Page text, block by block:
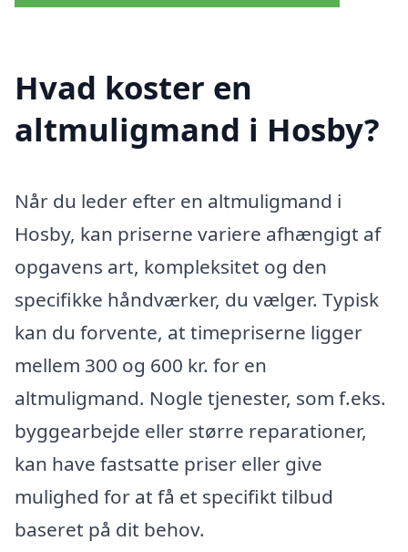
Hvad koster en
altmuligmand i Hosby?
Når du leder efter en altmuligmand i
Hosby, kan priserne variere afhængigt af
opgavens art, kompleksitet og den
specifikke håndværker, du vælger. Typisk
kan du forvente, at timepriserne ligger
mellem 300 og 600 kr. for en
altmuligmand. Nogle tjenester, som f.eks.
byggearbejde eller større reparationer,
kan have fastsatte priser eller give
mulighed for at få et specifikt tilbud
baseret på dit behov.